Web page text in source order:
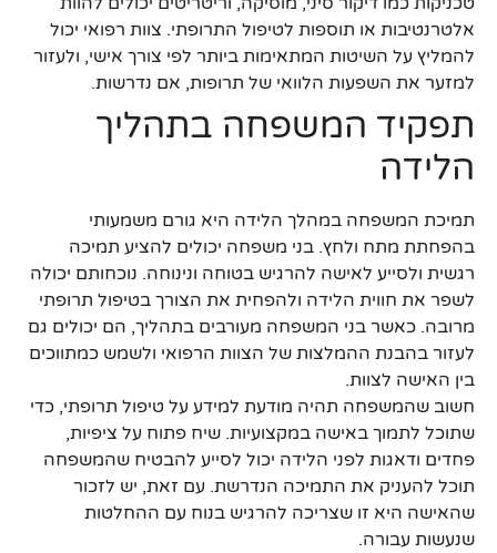
אלטרנטיבות או תוספות לטיפול התרופתי. צוות רפואי יכול
להמליץ על השיטות המתאימות ביותר לפי צורך אישי, ולעזור
למזער את השפעות הלוואי של תרופות, אם נדרשות.
תפקיד המשפחה בתהליך
הלידה
תמיכת המשפחה במהלך הלידה היא גורם משמעותי
בהפחתת מתח ולחץ. בני משפחה יכולים להציע תמיכה
רגשית ולסייע לאישה להרגיש בטוחה ונינוחה. נוכחותם יכולה
לשפר את חווית הלידה ולהפחית את הצורך בטיפול תרופתי
מרובה. כאשר בני המשפחה מעורבים בתהליך, הם יכולים גם
לעזור בהבנת ההמלצות של הצוות הרפואי ולשמש כמתווכים
בין האישה לצוות.
חשוב שהמשפחה תהיה מודעת למידע על טיפול תרופתי, כדי
שתוכל לתמוך באישה במקצועיות. שיח פתוח על ציפיות,
פחדים ודאגות לפני הלידה יכול לסייע להבטיח שהמשפחה
תוכל להעניק את התמיכה הנדרשת. עם זאת, יש לזכור
שהאישה היא זו שצריכה להרגיש בנוח עם ההחלטות
שנעשות עבורה.